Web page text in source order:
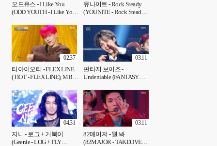
오드유스 - I Like You
(ODD YOUTH - I Like You),
유나이트 - Rock Steady
(YOUNITE - Rock Steady),
티아이오티 - FLEX LINE
(TIOT - FLEX LINE), MBC
02:37
판타지 보이즈 -
Undeniable (FANTASY
250426 방송
03:11
지니 - 로그 + 거북이
(Geenie - LOG + FLY
04:31
82메이저 - 뭘 봐
(82MAJOR - TAKEOVER),
03:11